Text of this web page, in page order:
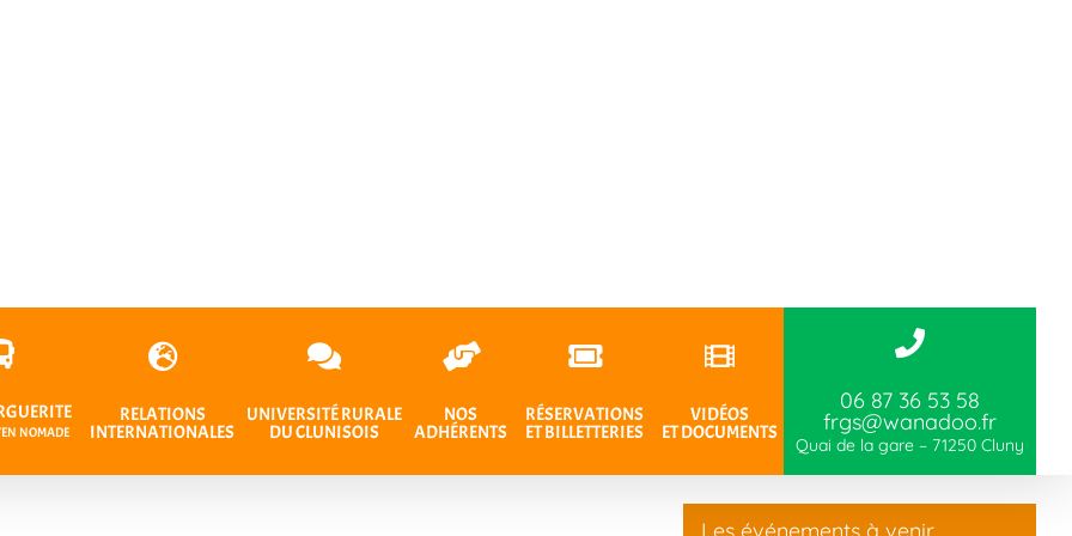
NOMADE
RELATIONS
INTERNATIONALES
UNIVERSITÉ RURALE
DU CLUNISOIS
NOS
ADHÉRENTS
RÉSERVATIONS
ET BILLETTERIES
VIDÉOS
ET DOCUMENTS
06 87 36 53 58
frgs@wanadoo.fr
Quai de la gare – 71250 Cluny